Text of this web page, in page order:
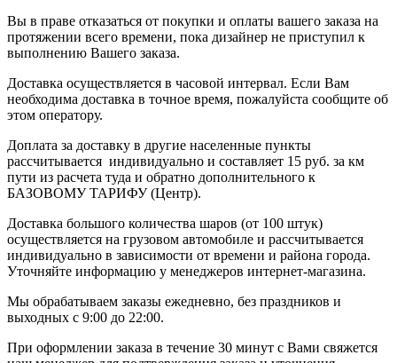
Вы в праве отказаться от покупки и оплаты вашего заказа на
протяжении всего времени, пока дизайнер не приступил к
выполнению Вашего заказа.
Доставка осуществляется в часовой интервал. Если Вам
необходима доставка в точное время, пожалуйста сообщите об
этом оператору.
Доплата за доставку в другие населенные пункты
рассчитывается индивидуально и составляет 15 руб. за км
пути из расчета туда и обратно дополнительного к
БАЗОВОМУ ТАРИФУ (Центр).
Доставка большого количества шаров (от 100 штук)
осуществляется на грузовом автомобиле и рассчитывается
индивидуально в зависимости от времени и района города.
Уточняйте информацию у менеджеров интернет-магазина.
Мы обрабатываем заказы ежедневно, без праздников и
выходных с 9:00 до 22:00.
При оформлении заказа в течение 30 минут с Вами свяжется